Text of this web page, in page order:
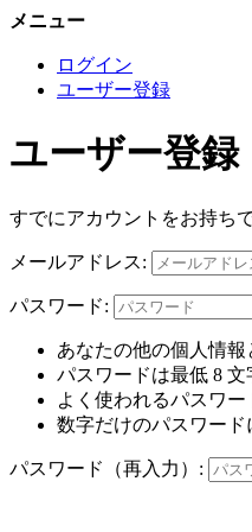
メニュー
ログイン
ユーザー登録
ユーザー登録
すでにアカウントをお持ち
メールアドレス:
パスワード:
あなたの他の個人情報
パスワードは最低 8 文
よく使われるパスワー
数字だけのパスワード
パスワード（再入力）: